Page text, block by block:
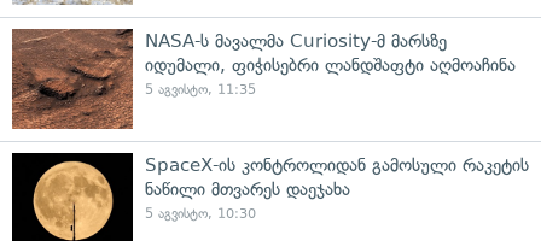
NASA-ს მავალმა Curiosity-მ მარსზე
იდუმალი, ფიჭისებრი ლანდშაფტი აღმოაჩინა
5 აგვისტო, 11:35
SpaceX-ის კონტროლიდან გამოსული რაკეტის
ნაწილი მთვარეს დაეჯახა
5 აგვისტო, 10:30